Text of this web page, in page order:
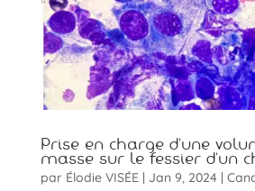
Prise en charge d’une
masse sur le fessier d’un
par Élodie VISÉE| Jan 9, 2024|